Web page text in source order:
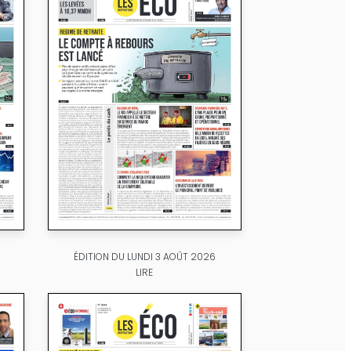
ÉDITION DU LUNDI 3 AOÛT 2026
LIRE